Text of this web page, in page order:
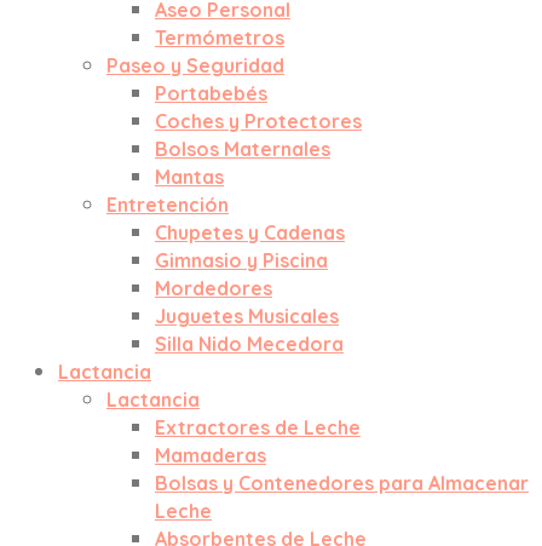
Aseo Personal
Termómetros
Paseo y Seguridad
Portabebés
Coches y Protectores
Bolsos Maternales
Mantas
Entretención
Chupetes y Cadenas
Gimnasio y Piscina
Mordedores
Juguetes Musicales
Silla Nido Mecedora
Lactancia
Lactancia
Extractores de Leche
Mamaderas
Bolsas y Contenedores para Almacenar
Leche
Absorbentes de Leche